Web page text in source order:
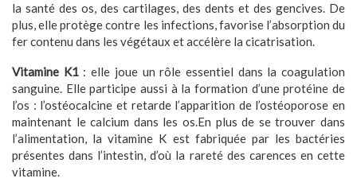
la santé des os, des cartilages, des dents et des gencives. De
plus, elle protège contre les infections, favorise l’absorption du
fer contenu dans les végétaux et accélère la cicatrisation.
Vitamine K1: elle joue un rôle essentiel dans la coagulation
sanguine. Elle participe aussi à la formation d’une protéine de
l’os : l’ostéocalcine et retarde l’apparition de l’ostéoporose en
maintenant le calcium dans les os.En plus de se trouver dans
l’alimentation, la vitamine K est fabriquée par les bactéries
présentes dans l’intestin, d’où la rareté des carences en cette
vitamine.